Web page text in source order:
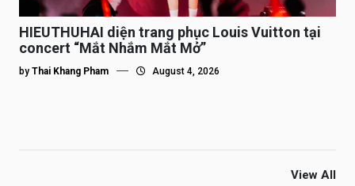
HIEUTHUHAI diện trang phục Louis Vuitton tại
concert “Mắt Nhắm Mắt Mở”
by Thai Khang Pham August 4, 2026
View All